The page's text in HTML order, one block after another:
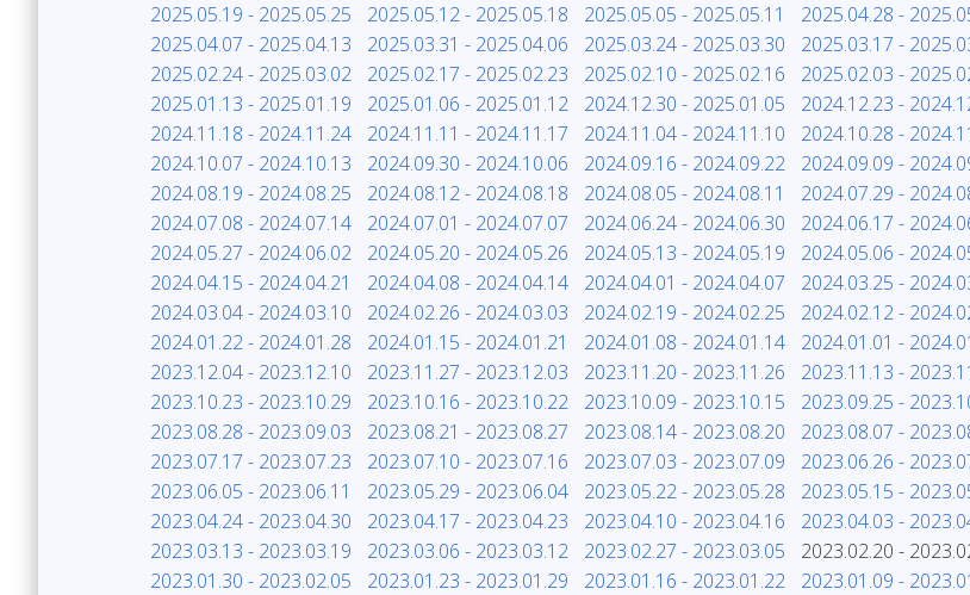
2025.05.19 - 2025.05.25
2025.05.12 - 2025.05.18 2025.05.05 - 2025.05.11 2025.04.28 -
2025.04.07 - 2025.04.13
2025.03.31 - 2025.04.06 2025.03.24 - 2025.03.30 2025.03.17 -
2025.02.24 - 2025.03.02
2025.02.17 - 2025.02.23 2025.02.10 - 2025.02.16 2025.02.03 -
2025.01.13 - 2025.01.19
2025.01.06 - 2025.01.12 2024.12.30 - 2025.01.05 2024.12.23 -
2024.11.18 - 2024.11.24
2024.11.11 - 2024.11.17 2024.11.04 - 2024.11.10 2024.10.28 -
2024.10.07 - 2024.10.13
2024.09.30 - 2024.10.06 2024.09.16 - 2024.09.22 2024.09.09 -
2024.08.19 - 2024.08.25
2024.08.12 - 2024.08.18 2024.08.05 - 2024.08.11 2024.07.29 -
2024.07.08 - 2024.07.14
2024.07.01 - 2024.07.07 2024.06.24 - 2024.06.30 2024.06.17 -
2024.05.27 - 2024.06.02
2024.05.20 - 2024.05.26 2024.05.13 - 2024.05.19 2024.05.06 -
2024.04.15 - 2024.04.21
2024.04.08 - 2024.04.14 2024.04.01 - 2024.04.07 2024.03.25 -
2024.03.04 - 2024.03.10
2024.02.26 - 2024.03.03 2024.02.19 - 2024.02.25 2024.02.12 -
2024.01.22 - 2024.01.28
2024.01.15 - 2024.01.21 2024.01.08 - 2024.01.14 2024.01.01 -
2023.12.04 - 2023.12.10
2023.11.27 - 2023.12.03 2023.11.20 - 2023.11.26 2023.11.13 -
2023.10.23 - 2023.10.29
2023.10.16 - 2023.10.22 2023.10.09 - 2023.10.15 2023.09.25 -
2023.08.28 - 2023.09.03
2023.08.21 - 2023.08.27 2023.08.14 - 2023.08.20 2023.08.07 -
2023.07.17 - 2023.07.23
2023.07.10 - 2023.07.16 2023.07.03 - 2023.07.09 2023.06.26 -
2023.06.05 - 2023.06.11
2023.05.29 - 2023.06.04 2023.05.22 - 2023.05.28 2023.05.15 -
2023.04.24 - 2023.04.30
2023.04.17 - 2023.04.23 2023.04.10 - 2023.04.16 2023.04.03 -
2023.03.13 - 2023.03.19
2023.03.06 - 2023.03.12 2023.02.27 - 2023.03.05 2023.02.20 -
2023.01.30 - 2023.02.05
2023.01.23 - 2023.01.29 2023.01.16 - 2023.01.22 2023.01.09 -